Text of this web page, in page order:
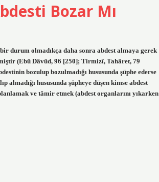
Bozar Mı
durum olmadıkça daha sonra abdest almaya gerek
(Ebû Dâvûd, 96 [250]; Tirmizî, Tahâret, 79
bozulup bozulmadığı hususunda şüphe ederse
almadığı hususunda şüpheye düşen kimse abdest
ve tâmir etmek (abdest organlarını yıkarken